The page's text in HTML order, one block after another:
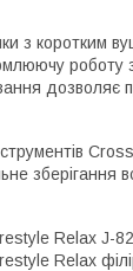
з коротким
зберігання
Relax J-
Relax